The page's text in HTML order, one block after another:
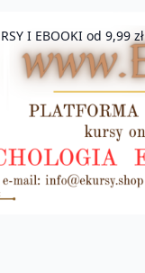
I EBOOKI od 9,99 zł